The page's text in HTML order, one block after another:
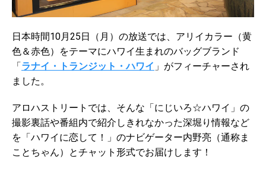
日本時間10月25日（月）の放送では、アリイカラー（黄
色＆赤色）をテーマにハワイ生まれのバッグブランド
「 ラナイ・トランジット・ハワイ 」がフィーチャーされ
ました。
アロハストリートでは、そんな「にじいろ☆ハワイ」の
撮影裏話や番組内で紹介しきれなかった深堀り情報など
を「ハワイに恋して！」のナビゲーター内野亮（通称ま
ことちゃん）とチャット形式でお届けします！